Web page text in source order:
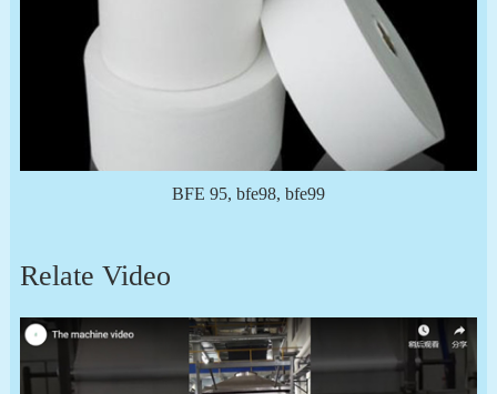
BFE 95, bfe98, bfe99
Relate Video